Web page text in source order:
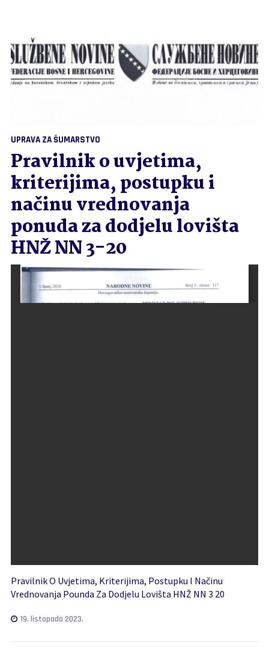
UPRAVA ZA ŠUMARSTVO
Pravilnik o uvjetima,
kriterijima, postupku i
načinu vrednovanja
ponuda za dodjelu lovišta
HNŽ NN 3-20
Pravilnik O Uvjetima, Kriterijima, Postupku I Načinu
Vrednovanja Pounda Za Dodjelu Lovišta HNŽ NN 3 20
19. listopada 2023.